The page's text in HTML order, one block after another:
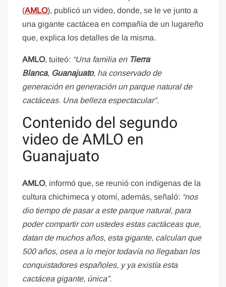
(AMLO), publicó un video, donde, se le ve junto a
una gigante cactácea en compañía de un lugareño
que, explica los detalles de la misma.
AMLO, tuiteó: “Una familia en Tierra
Blanca, Guanajuato, ha conservado de
generación en generación un parque natural de
cactáceas. Una belleza espectacular”.
Contenido del segundo
video de AMLO en
Guanajuato
AMLO, informó que, se reunió con indígenas de la
cultura chichimeca y otomí, además, señaló: “nos
dio tiempo de pasar a este parque natural, para
poder compartir con ustedes estas cactáceas que,
datan de muchos años, esta gigante, calculan que
500 años, osea a lo mejor todavía no llegaban los
conquistadores españoles, y ya existía esta
cactácea gigante, única”.